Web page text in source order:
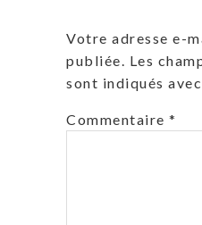
Votre adresse e-
publiée. Les
sont indiqués avec
Commentaire *